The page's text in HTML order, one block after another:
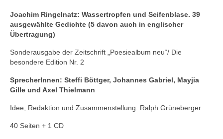
Joachim Ringelnatz: Wassertropfen und Seifenblase. 39
ausgewählte Gedichte (5 davon auch in englischer
Übertragung)
Sonderausgabe der Zeitschrift „Poesiealbum neu“/ Die
besondere Edition Nr. 2
SprecherInnen: Steffi Böttger, Johannes Gabriel, Mayjia
Gille und Axel Thielmann
Idee, Redaktion und Zusammenstellung: Ralph Grüneberger
40 Seiten + 1 CD